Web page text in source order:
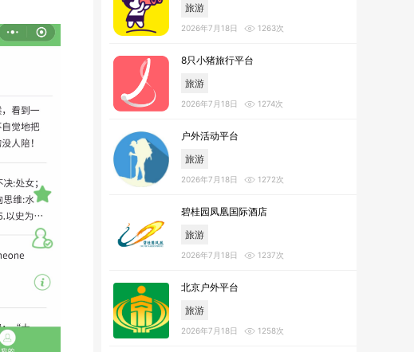
旅游
2026年7月18日 1263次
8只小猪旅行平台
旅游
2026年7月18日 1274次
户外活动平台
旅游
2026年7月18日 1272次
碧桂园凤凰国际酒店
旅游
2026年7月18日 1237次
北京户外平台
旅游
2026年7月18日 1258次